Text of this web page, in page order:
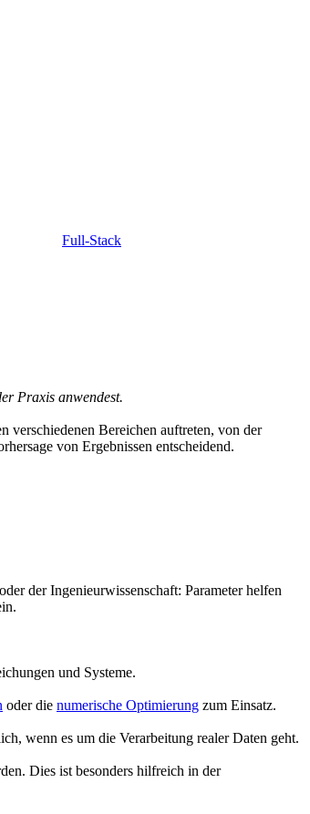
Full-Stack
Praxis anwendest.
verschiedenen Bereichen auftreten, von der
von Ergebnissen entscheidend.
der Ingenieurwissenschaft: Parameter helfen
und Systeme.
oder die numerische Optimierung zum Einsatz.
wenn es um die Verarbeitung realer Daten geht.
Dies ist besonders hilfreich in der